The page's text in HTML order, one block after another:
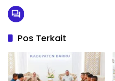
Pos Terkait